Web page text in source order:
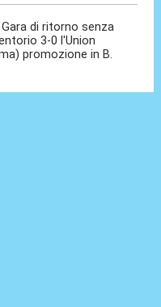
di ritorno senza
3-0 l'Union
promozione in B.